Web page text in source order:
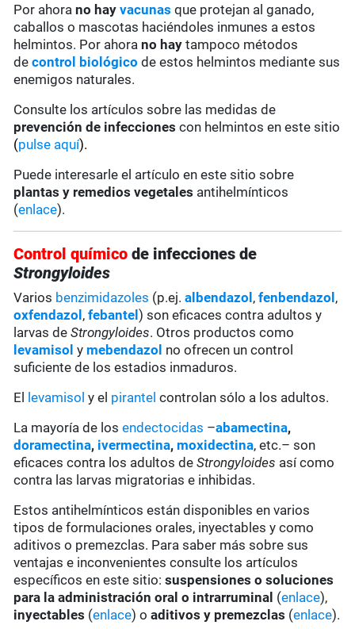
Por ahorano hayvacunas que protejan al ganado,
caballos o mascotas haciéndoles inmunes a estos
helmintos. Por ahorano hay tampoco métodos
decontrol biológico de estos helmintos mediante sus
enemigos naturales.
Consulte los artículos sobre las medidas de
prevención de infecciones con helmintos en este sitio
(pulse aquí).
Puede interesarle el artículo en este sitio sobre
plantas y remedios vegetales antihelmínticos
(enlace).
Control químico de infecciones de
Strongyloides
Varios benzimidazoles (p.ej.albendazol,fenbendazol,
oxfendazol,febantel) son eficaces contra adultos y
larvas deStrongyloides. Otros productos como
levamisol y mebendazol no ofrecen un control
suficiente de los estadios inmaduros.
El levamisol y el pirantel controlan sólo a los adultos.
La mayoría de losendectocidas –abamectina,
doramectina, ivermectina, moxidectina, etc.– son
eficaces contra los adultos deStrongyloides así como
contra las larvas migratorias e inhibidas.
Estos antihelmínticos están disponibles en varios
tipos de formulaciones orales, inyectables y como
aditivos o premezclas. Para saber más sobre sus
ventajas e inconvenientes consulte los artículos
específicos en este sitio:suspensiones o soluciones
para la administración oral o intrarruminal (enlace),
inyectables (enlace) oaditivos y premezclas (enlace).